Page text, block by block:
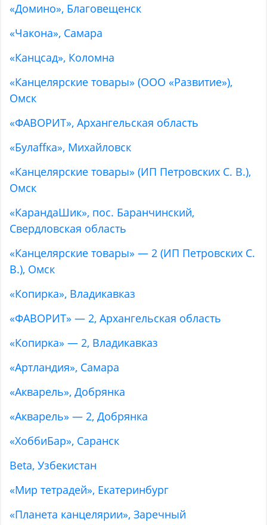
«Домино», Благовещенск
«Чакона», Самара
«Канцсад», Коломна
«Канцелярские товары» (ООО «Развитие»),
Омск
«ФАВОРИТ», Архангельская область
«Булаffка», Михайловск
«Канцелярские товары» (ИП Петровских С. В.),
Омск
«КарандаШик», пос. Баранчинский,
Свердловская область
«Канцелярские товары» — 2 (ИП Петровских С.
В.), Омск
«Копирка», Владикавказ
«ФАВОРИТ» — 2, Архангельская область
«Копирка» — 2, Владикавказ
«Артландия», Самара
«Акварель», Добрянка
«Акварель» — 2, Добрянка
«ХоббиБар», Саранск
Beta, Узбекистан
«Мир тетрадей», Екатеринбург
«Планета канцелярии», Заречный